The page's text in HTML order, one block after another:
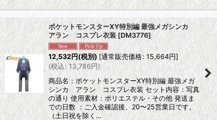
ポケットモンスターXY特別編 最強メガシンカ
アラン コスプレ衣装 [DM3776]
12,532円(税別) [通常販売価格: 15,664円]
(税込: 13,786円)
商品名：ポケットモンスターXY特別編 最強メガ
シンカ アラン コスプレ衣装 セット内容：写真
の通り 使用素材：ポリエステル・その他 発送ま
での日数 ：ご入金確認後、20〜25営業日です。
（土日祝を除く…